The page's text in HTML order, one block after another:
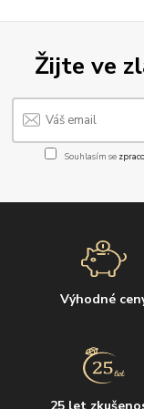
Žijte ve
Souhlasím se
Výhodné